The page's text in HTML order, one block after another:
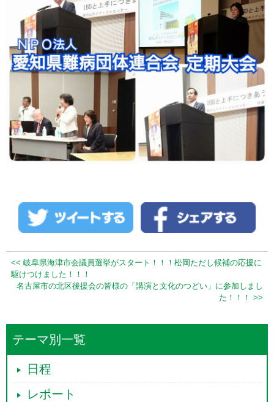
<< 岐阜県海津市会議員選挙がスタート！！！松岡ただし候補の応援に
駆けつけました！！！
名古屋市の北区後援会の皆様の「講演と文化のつどい」に参加しまし
た！！！ >>
テーマ別一覧
日程
レポート